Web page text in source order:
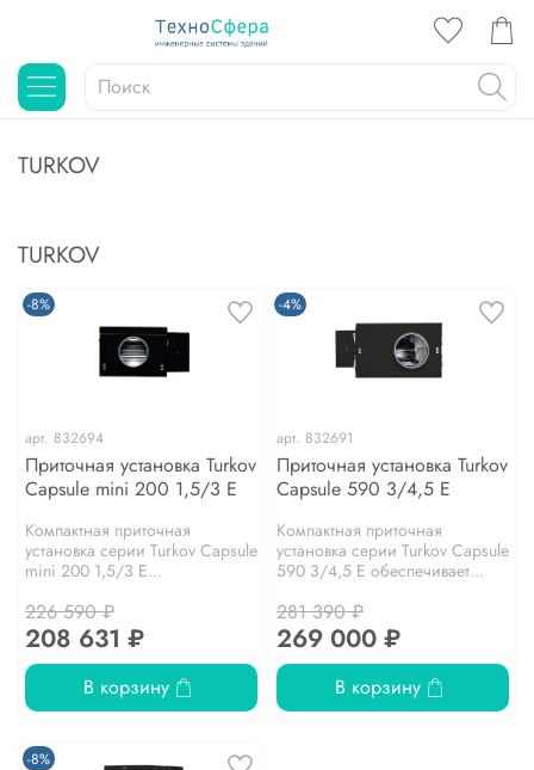
TURKOV
TURKOV
-8%
арт. 832694
Приточная установка Turkov
Capsule mini 200 1,5/3 E
Компактная приточная
установка серии Turkov Capsule
mini 200 1,5/3 E...
226 590 ₽
208 631 ₽
В корзину
-4%
арт. 832691
Приточная установка Turkov
Capsule 590 3/4,5 E
Компактная приточная
установка серии Turkov Capsule
590 3/4,5 E обеспечивает...
281 390 ₽
269 000 ₽
В корзину
-8%